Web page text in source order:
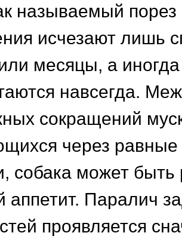
называемый
исчезают лишь
месяцы, а
навсегда.
сокращений
через равные
собака может быть
аппетит. Паралич
проявляется